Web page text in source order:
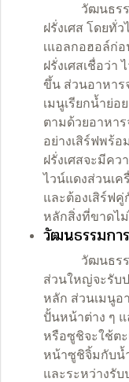
วัฒนธรรมก
ฝรั่งเศส โดยทั่
เแอลกอฮอล์ก่
ฝรั่งเศสเชื่อว่า
ขึ้น ส่วนอาหาร
เมนูเรียกน้ำย่อ
ตามด้วยอาหา
อย่างเสิร์ฟพร้
ฝรั่งเศสจะมีค
ไวน์แดงส่วนเค
และต้องเสิร์ฟ
หลักสิ่งที่ขาดไ
วัฒนธรรมกา
วัฒนธรรมก
ส่วนใหญ่จะรับ
หลัก ส่วนเมนู
ปั้นหน้าต่าง ๆ
หรือซูชิจะใช้ต
หน้าซูชิจิ้มกับน้
และระหว่างรั